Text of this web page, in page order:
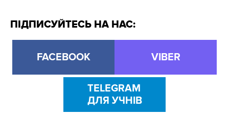
ПІДПИСУЙТЕСЬ НА НАС:
FACEBOOK VIBER
TELEGRAM
ДЛЯ УЧНІВ